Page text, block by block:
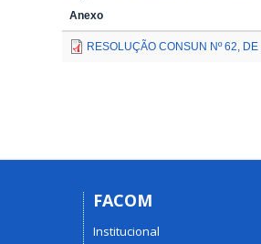
Anexo
RESOLUÇÃO CONSUN Nº 62,
FACOM
Institucional